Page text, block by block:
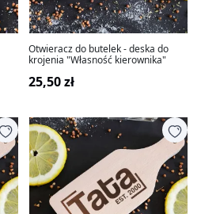
Otwieracz do butelek - deska do
krojenia "Własność kierownika"
25,50 zł